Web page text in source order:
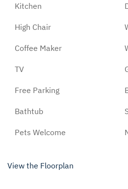
Kitchen
High Chair
Coffee Maker
TV
Free Parking
Bathtub
Pets Welcome
View the Floorplan